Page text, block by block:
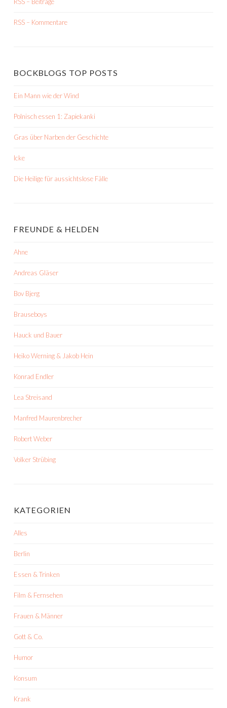
RSS – Kommentare
BOCKBLOGS TOP POSTS
Ein Mann wie der Wind
Polnisch essen 1: Zapiekanki
Gras über Narben der Geschichte
Icke
Die Heilige für aussichtslose Fälle
FREUNDE & HELDEN
Ahne
Andreas Gläser
Bov Bjerg
Brauseboys
Hauck und Bauer
Heiko Werning & Jakob Hein
Konrad Endler
Lea Streisand
Manfred Maurenbrecher
Robert Weber
Volker Strübing
KATEGORIEN
Alles
Berlin
Essen & Trinken
Film & Fernsehen
Frauen & Männer
Gott & Co.
Humor
Konsum
Krank